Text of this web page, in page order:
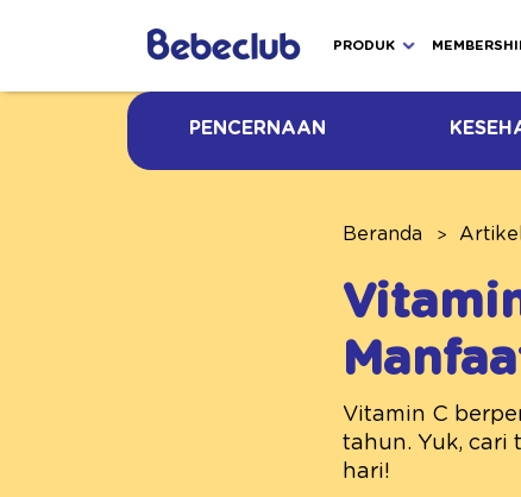
PRODUK
PENCERNAAN
Beranda Artikel
Vitamin C
tahun. Yuk, cari
hari!